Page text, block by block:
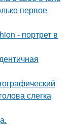
первое
- портрет в
слегка